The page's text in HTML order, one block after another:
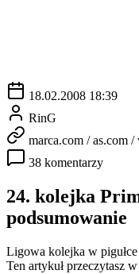
18.02.2008 18:39
RinG
marca.com / as.com /
38 komentarzy
24. kolejka
podsumowanie
Ligowa kolejka w pigułce
Ten artykuł przeczytasz w